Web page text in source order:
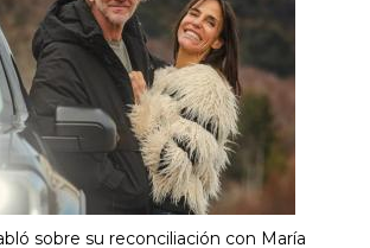
sobre su reconciliación con María